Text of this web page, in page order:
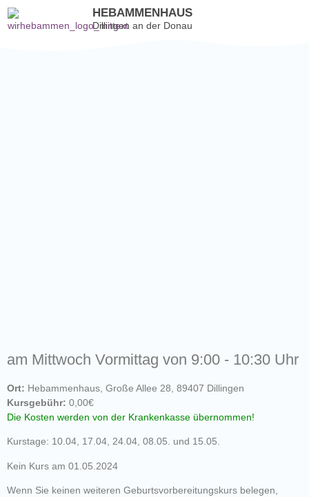
HEBAMMENHAUS
Dillingen an der Donau
am Mittwoch Vormittag von 9:00 - 10:30 Uhr
Ort: Hebammenhaus, Große Allee 28, 89407 Dillingen
Kursgebühr: 0,00€
Die Kosten werden von der Krankenkasse übernommen!
Kurstage: 10.04, 17.04, 24.04, 08.05. und 15.05.
Kein Kurs am 01.05.2024
Wenn Sie keinen weiteren Geburtsvorbereitungskurs belegen,